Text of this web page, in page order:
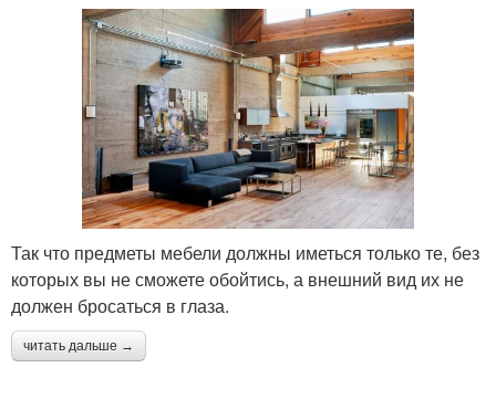
Так что предметы мебели должны иметься только те, без
которых вы не сможете обойтись, а внешний вид их не
должен бросаться в глаза.
читать дальше →